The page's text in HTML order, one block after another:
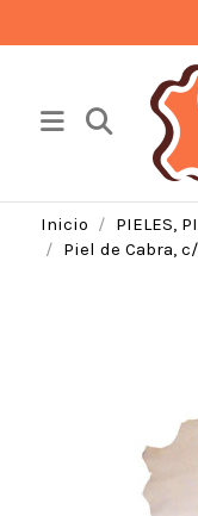
Inicio
PIELES,
Piel de Cabra, c/